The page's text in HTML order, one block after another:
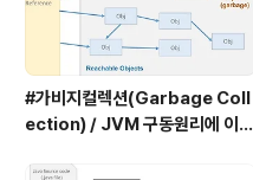
#가비지컬렉션(Garbage Coll
ection) / JVM 구동원리에 이어